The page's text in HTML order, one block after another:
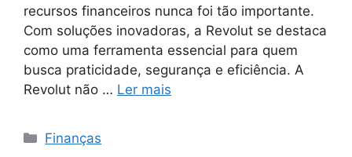
recursos financeiros nunca foi tão importante.
Com soluções inovadoras, a Revolut se destaca
como uma ferramenta essencial para quem
busca praticidade, segurança e eficiência. A
Revolut não … Ler mais
Categorias
Finanças